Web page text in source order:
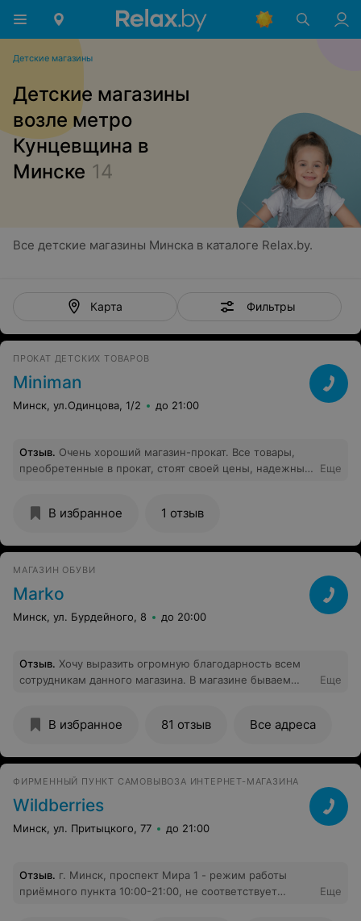
Детские магазины
Детские магазины
возле метро
Кунцевщина в
Минске 14
Все детские магазины Минска в каталоге Relax.by.
Карта Фильтры
ПРОКАТ ДЕТСКИХ ТОВАРОВ
Miniman
Минск, ул.Одинцова, 1/2 до 21:00
Отзыв. Очень хороший магазин-прокат. Все товары,
преобретенные в прокат, стоят своей цены, надежные,
дается консультация и помощь. Жалко, что таких
Еще
В избранное 1 отзыв
МАГАЗИН ОБУВИ
Marko
Минск, ул. Бурдейного, 8 до 20:00
Отзыв. Хочу выразить огромную благодарность всем
сотрудникам данного магазина. В магазине бываем
вопросы, покажут, подскажут. Очень нравится магазин.
Еще
В избранное 81 отзыв Все адреса
ФИРМЕННЫЙ ПУНКТ САМОВЫВОЗА ИНТЕРНЕТ-МАГАЗИНА
Wildberries
Минск, ул. Притыцкого, 77 до 21:00
Отзыв. г. Минск, проспект Мира 1 - режим работы
приёмного пункта 10:00-21:00, не соответствует
Еще